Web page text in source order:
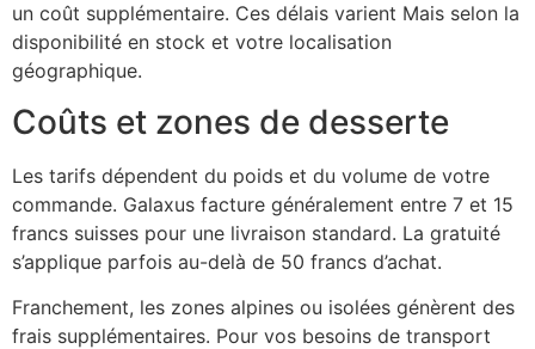
un coût supplémentaire. Ces délais varient Mais selon la
disponibilité en stock et votre localisation
géographique.
Coûts et zones de desserte
Les tarifs dépendent du poids et du volume de votre
commande. Galaxus facture généralement entre 7 et 15
francs suisses pour une livraison standard. La gratuité
s’applique parfois au-delà de 50 francs d’achat.
Franchement, les zones alpines ou isolées génèrent des
frais supplémentaires. Pour vos besoins de transport